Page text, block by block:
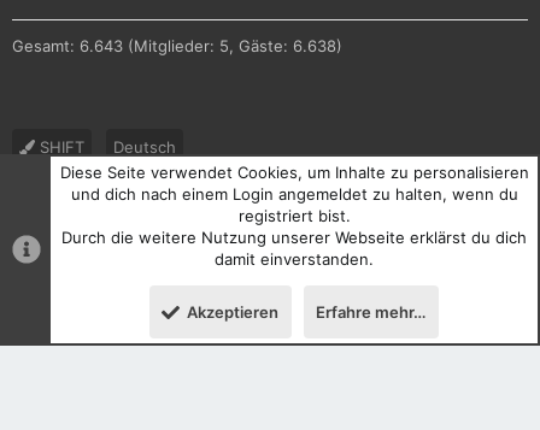
Gesamt: 6.643 (Mitglieder: 5, Gäste: 6.638)
SHIFT
Deutsch
Nutzungsbedingungen
Datenschutz Hilfe und Impressum
S
S
Diese Seite verwendet Cookies, um Inhalte zu personalisieren
und dich nach einem Login angemeldet zu halten, wenn du
registriert bist.
Durch die weitere Nutzung unserer Webseite erklärst du dich
damit einverstanden.
Akzeptieren Erfahre mehr…